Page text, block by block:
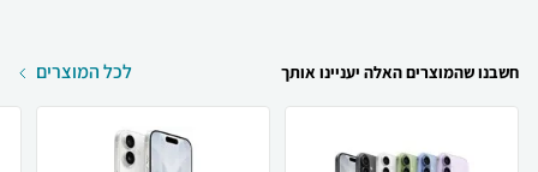
חשבנו שהמוצרים האלה יעניינו אותך לכל המוצרים